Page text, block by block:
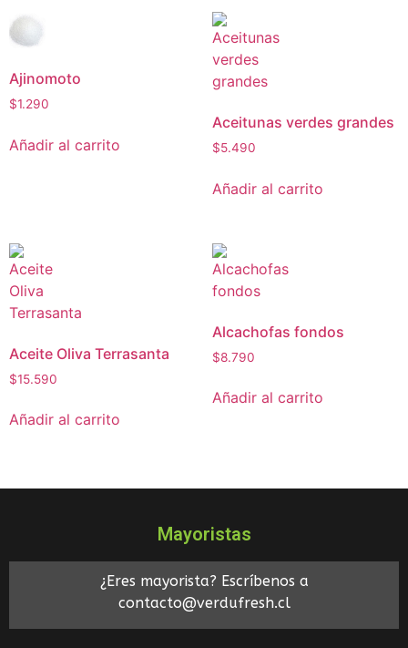
Ajinomoto
$1.290
Añadir al carrito
Aceitunas verdes grandes
$5.490
Añadir al carrito
Aceite Oliva Terrasanta
$15.590
Añadir al carrito
Alcachofas fondos
$8.790
Añadir al carrito
Mayoristas
¿Eres mayorista? Escríbenos a
contacto@verdufresh.cl